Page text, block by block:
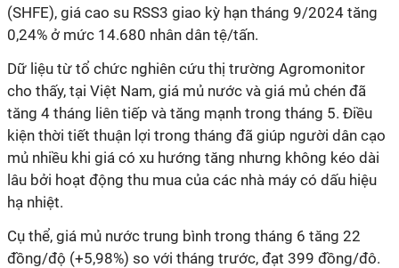
(SHFE), giá cao su RSS3 giao kỳ hạn tháng 9/2024 tăng
0,24% ở mức 14.680 nhân dân tệ/tấn.
Dữ liệu từ tổ chức nghiên cứu thị trường Agromonitor
cho thấy, tại Việt Nam, giá mủ nước và giá mủ chén đã
tăng 4 tháng liên tiếp và tăng mạnh trong tháng 5. Điều
kiện thời tiết thuận lợi trong tháng đã giúp người dân cạo
mủ nhiều khi giá có xu hướng tăng nhưng không kéo dài
lâu bởi hoạt động thu mua của các nhà máy có dấu hiệu
hạ nhiệt.
Cụ thể, giá mủ nước trung bình trong tháng 6 tăng 22
đồng/độ (+5,98%) so với tháng trước, đạt 399 đồng/đô.